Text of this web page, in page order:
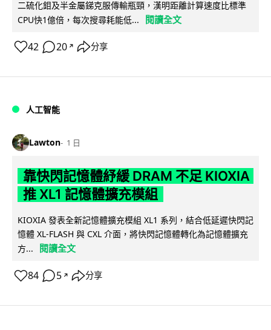
二硫化鉬及半金屬銻克服傳輸瓶頸，漢明距離計算速度比標準
CPU快1億倍，每次搜尋耗能低...
閱讀全文
42 20 ↗ 分享
人工智能
Lawton 1 日
靠快閃記憶體紓緩 DRAM 不足 KIOXIA
推 XL1 記憶體擴充模組
KIOXIA 發表全新記憶體擴充模組 XL1 系列，結合低延遲快閃記
憶體 XL-FLASH 與 CXL 介面，將快閃記憶體轉化為記憶體擴充
方...
閱讀全文
84 5 ↗ 分享